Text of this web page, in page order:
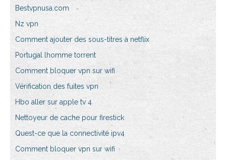
Bestvpnusa.com
Nz vpn
Comment ajouter des sous-titres à netflix
Portugal lhomme torrent
Comment bloquer vpn sur wifi
Vérification des fuites vpn
Hbo aller sur apple tv 4
Nettoyeur de cache pour firestick
Quest-ce que la connectivité ipv4
Comment bloquer vpn sur wifi